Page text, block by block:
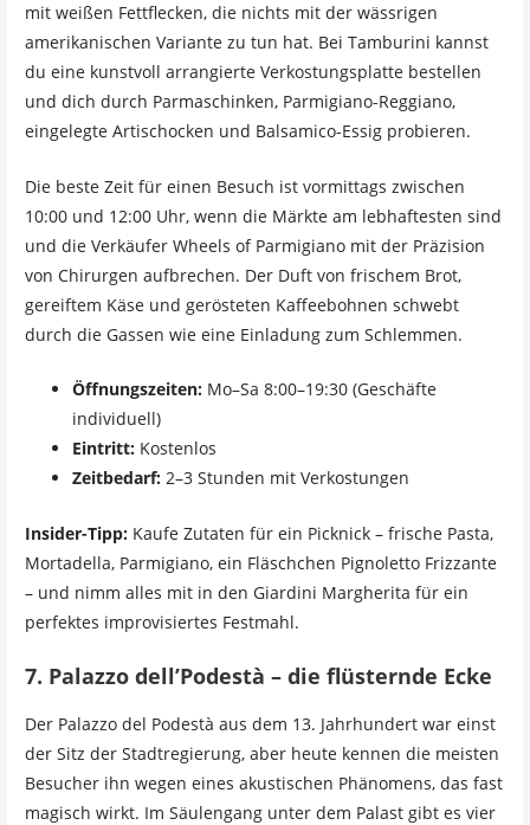
mit weißen Fettflecken, die nichts mit der wässrigen
amerikanischen Variante zu tun hat. Bei Tamburini kannst
du eine kunstvoll arrangierte Verkostungsplatte bestellen
und dich durch Parmaschinken, Parmigiano-Reggiano,
eingelegte Artischocken und Balsamico-Essig probieren.
Die beste Zeit für einen Besuch ist vormittags zwischen
10:00 und 12:00 Uhr, wenn die Märkte am lebhaftesten sind
und die Verkäufer Wheels of Parmigiano mit der Präzision
von Chirurgen aufbrechen. Der Duft von frischem Brot,
gereiftem Käse und gerösteten Kaffeebohnen schwebt
durch die Gassen wie eine Einladung zum Schlemmen.
Öffnungszeiten:Mo–Sa 8:00–19:30 (Geschäfte
individuell)
Eintritt:Kostenlos
Zeitbedarf:2–3 Stunden mit Verkostungen
Insider-Tipp:Kaufe Zutaten für ein Picknick – frische Pasta,
Mortadella, Parmigiano, ein Fläschchen Pignoletto Frizzante
– und nimm alles mit in den Giardini Margherita für ein
perfektes improvisiertes Festmahl.
7. Palazzo dell’Podestà – die flüsternde Ecke
Der Palazzo del Podestà aus dem 13. Jahrhundert war einst
der Sitz der Stadtregierung, aber heute kennen die meisten
Besucher ihn wegen eines akustischen Phänomens, das fast
magisch wirkt. Im Säulengang unter dem Palast gibt es vier